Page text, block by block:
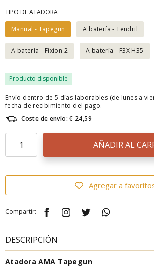
TIPO DE ATADORA
Manual - Tapegun
A batería - Tendril
A batería - Fixion 2 A batería - F3X H35
Producto disponible
Envío dentro de 5 días laborables (de lunes a
fecha de recibimiento del pago.
Coste de envío: € 24,59
AÑADIR AL
Agregar a
Compartir:
DESCRIPCIÓN
Atadora AMA Tapegun